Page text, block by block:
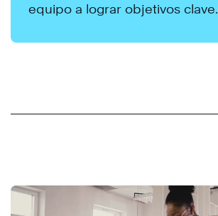
equipo a lograr objetivos clave.